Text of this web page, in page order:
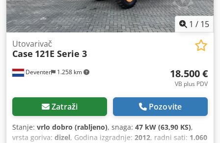
1 / 15
Deventer 1.258 km
Utovarivač
Case 121E Serie 3
18.500 €
VB plus PDV
Zatraži Pozovite
Stanje: vrlo dobro (rabljeno), snaga: 47 kW (63,90 KS),
vrsta goriva: dizel, Godina izgradnje: 2012, radni sati: 1.060